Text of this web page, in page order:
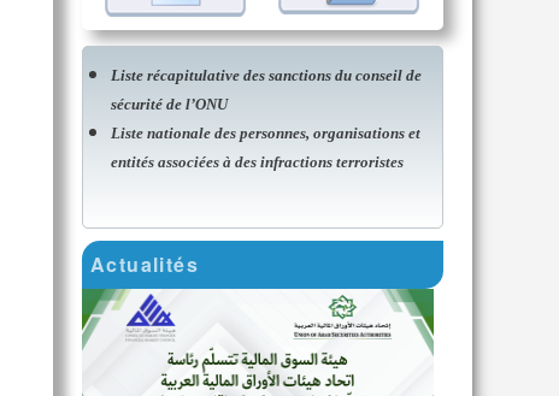
Liste récapitulative des sanctions du conseil de
sécurité de l’ONU
Liste nationale des personnes, organisations et
entités associées à des infractions terroristes
Actualités